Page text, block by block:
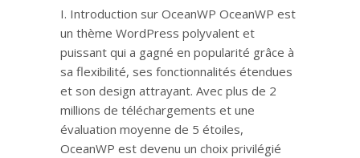
I. Introduction sur OceanWP OceanWP est
un thème WordPress polyvalent et
puissant qui a gagné en popularité grâce à
sa flexibilité, ses fonctionnalités étendues
et son design attrayant. Avec plus de 2
millions de téléchargements et une
évaluation moyenne de 5 étoiles,
OceanWP est devenu un choix privilégié